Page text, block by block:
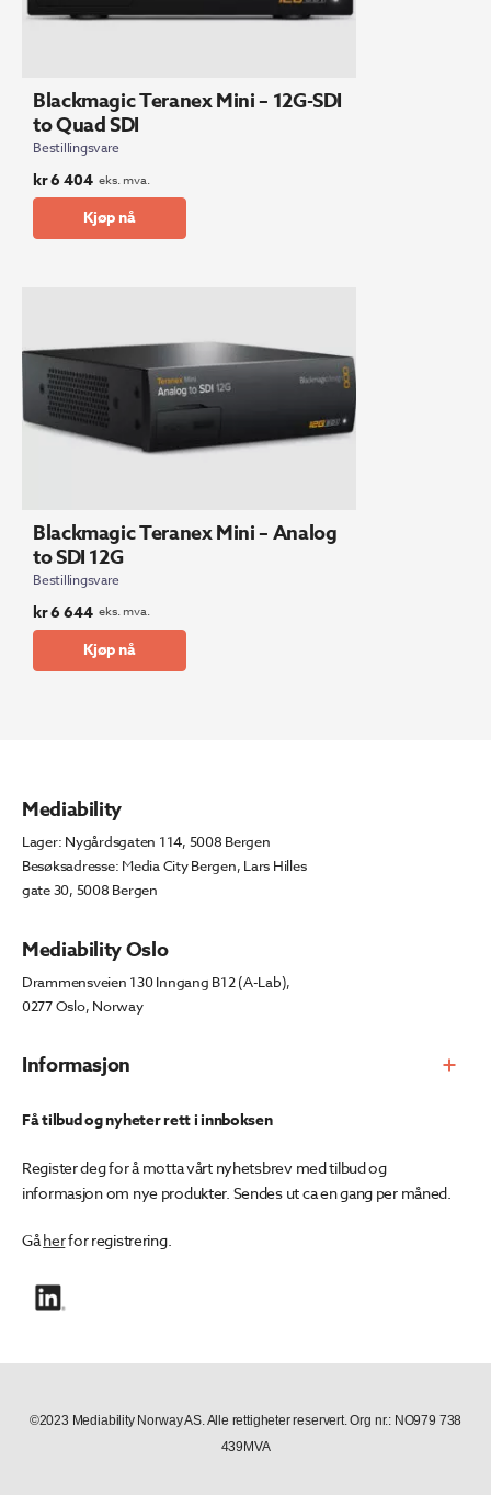
Blackmagic Teranex Mini – 12G-SDI
to Quad SDI
Bestillingsvare
kr6 404 eks. mva.
Kjøp nå
Blackmagic Teranex Mini – Analog
to SDI 12G
Bestillingsvare
kr6 644 eks. mva.
Kjøp nå
Informasjon
Mediability
Lager: Nygårdsgaten 114, 5008 Bergen
Besøksadresse: Media City Bergen, Lars Hilles
gate 30, 5008 Bergen
Mediability Oslo
Drammensveien 130 Inngang B12 (A-Lab),
0277 Oslo, Norway
Få tilbud og nyheter rett i innboksen
Register deg for å motta vårt nyhetsbrev med tilbud og
informasjon om nye produkter. Sendes ut ca en gang per måned.
Gåherfor registrering.
©2023 Mediability Norway AS. Alle rettigheter reservert. Org nr.: NO979 738
439MVA